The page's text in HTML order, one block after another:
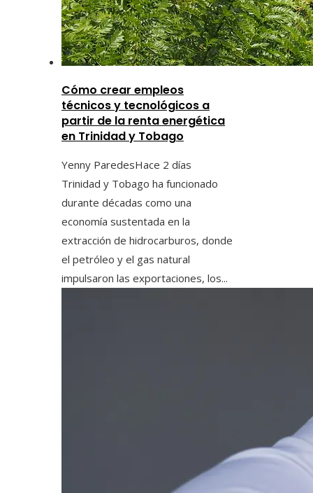
Cómo crear empleos
técnicos y tecnológicos a
partir de la renta energética
en Trinidad y Tobago
Yenny ParedesHace 2 días
Trinidad y Tobago ha funcionado
durante décadas como una
economía sustentada en la
extracción de hidrocarburos, donde
el petróleo y el gas natural
impulsaron las exportaciones, los...